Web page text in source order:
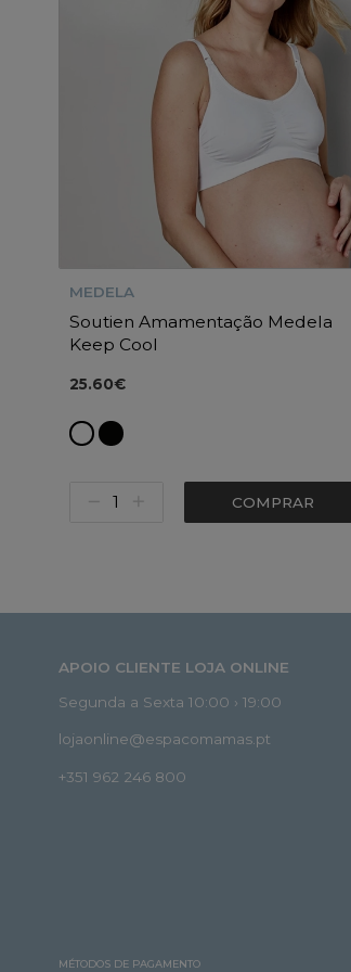
MEDELA
Soutien Amamentação Medela
Keep Cool
25.60€
COMPRAR
APOIO CLIENTE LOJA ONLINE
Segunda a Sexta 10:00 › 19:00
lojaonline@espacomamas.pt
+351 962 246 800
MÉTODOS DE PAGAMENTO